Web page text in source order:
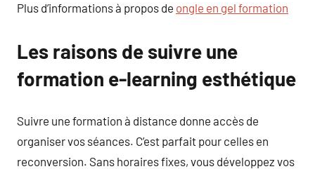
Plus d’informations à propos de ongle en gel formation
Les raisons de suivre une
formation e-learning esthétique
Suivre une formation à distance donne accès de
organiser vos séances. C’est parfait pour celles en
reconversion. Sans horaires fixes, vous développez vos